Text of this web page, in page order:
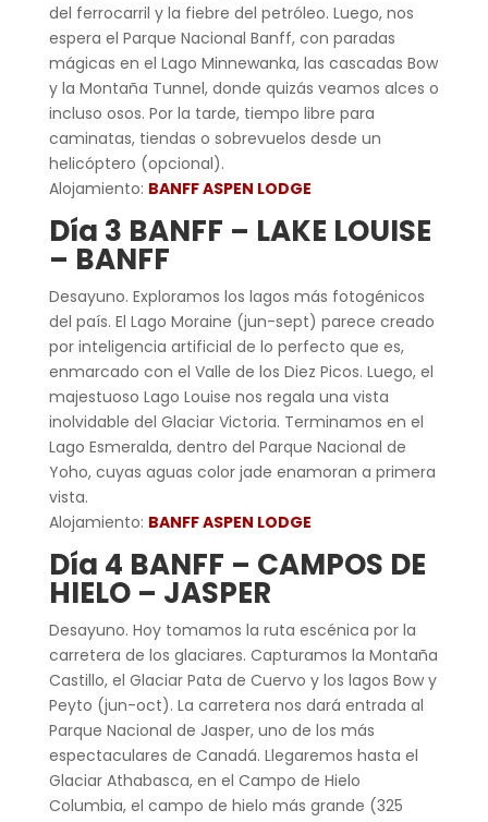
del ferrocarril y la fiebre del petróleo. Luego, nos
espera el Parque Nacional Banff, con paradas
mágicas en el Lago Minnewanka, las cascadas Bow
y la Montaña Tunnel, donde quizás veamos alces o
incluso osos. Por la tarde, tiempo libre para
caminatas, tiendas o sobrevuelos desde un
helicóptero (opcional).
Alojamiento: BANFF ASPEN LODGE
Día 3 BANFF – LAKE LOUISE
– BANFF
Desayuno. Exploramos los lagos más fotogénicos
del país. El Lago Moraine (jun-sept) parece creado
por inteligencia artificial de lo perfecto que es,
enmarcado con el Valle de los Diez Picos. Luego, el
majestuoso Lago Louise nos regala una vista
inolvidable del Glaciar Victoria. Terminamos en el
Lago Esmeralda, dentro del Parque Nacional de
Yoho, cuyas aguas color jade enamoran a primera
vista.
Alojamiento: BANFF ASPEN LODGE
Día 4 BANFF – CAMPOS DE
HIELO – JASPER
Desayuno. Hoy tomamos la ruta escénica por la
carretera de los glaciares. Capturamos la Montaña
Castillo, el Glaciar Pata de Cuervo y los lagos Bow y
Peyto (jun-oct). La carretera nos dará entrada al
Parque Nacional de Jasper, uno de los más
espectaculares de Canadá. Llegaremos hasta el
Glaciar Athabasca, en el Campo de Hielo
Columbia, el campo de hielo más grande (325